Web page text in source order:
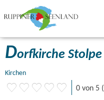
Dorfkirche Stolpe
Kirchen
0 von 5